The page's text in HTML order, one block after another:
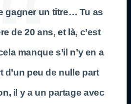
gagner un titre… Tu as
de 20 ans, et là, c’est
manque s’il n’y en a
d’un peu de nulle part
il y a un partage avec